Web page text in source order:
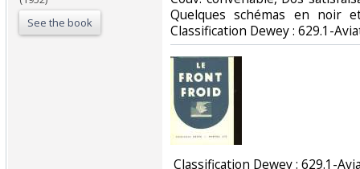
See the book
Quelques schémas en noir
Classification Dewey : 629.1-
Classification Dewey : 629.1-